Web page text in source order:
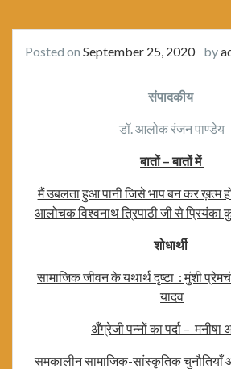
Posted on September 25, 2020 by
संपादकीय
डॉ. आलोक रंजन पाण्डेय
बातों – बातों में
मैं उबलता हुआ पानी जिसे भाप बन कर ख़त्म
आलोचक विश्वनाथ त्रिपाठी जी से प्रियंका
शोधार्थी
सामाजिक जीवन के यथार्थ दृष्टा : मुंशी
यादव
अँग्रेजी पन्नों का पर्दा – मनीषा
समकालीन सामाजिक-सांस्कृतिक चुनौतियाँ